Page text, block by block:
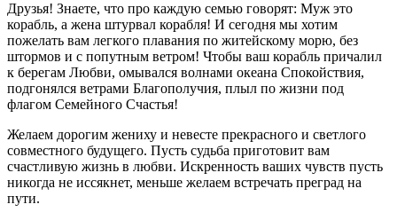
Друзья! Знаете, что про каждую семью говорят: Муж это
корабль, а жена штурвал корабля! И сегодня мы хотим
пожелать вам легкого плавания по житейскому морю, без
штормов и с попутным ветром! Чтобы ваш корабль причалил
к берегам Любви, омывался волнами океана Спокойствия,
подгонялся ветрами Благополучия, плыл по жизни под
флагом Семейного Счастья!
Желаем дорогим жениху и невесте прекрасного и светлого
совместного будущего. Пусть судьба приготовит вам
счастливую жизнь в любви. Искренность ваших чувств пусть
никогда не иссякнет, меньше желаем встречать преград на
пути.